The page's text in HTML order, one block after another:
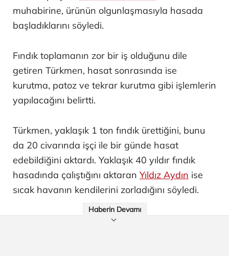
muhabirine, ürünün olgunlaşmasıyla hasada
başladıklarını söyledi.
Fındık toplamanın zor bir iş olduğunu dile
getiren Türkmen, hasat sonrasında ise
kurutma, patoz ve tekrar kurutma gibi işlemlerin
yapılacağını belirtti.
Türkmen, yaklaşık 1 ton fındık ürettiğini, bunu
da 20 civarında işçi ile bir günde hasat
edebildiğini aktardı. Yaklaşık 40 yıldır fındık
hasadında çalıştığını aktaran Yıldız Aydın ise
sıcak havanın kendilerini zorladığını söyledi.
Haberin Devamı